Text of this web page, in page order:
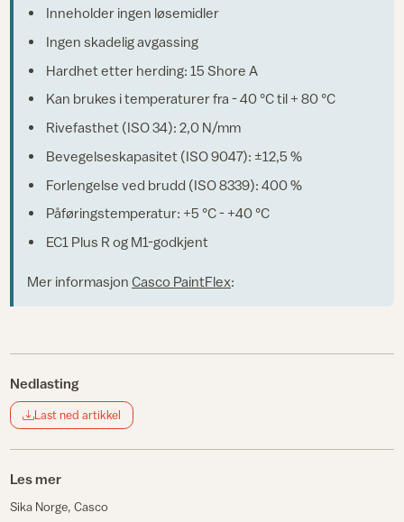
Inneholder ingen løsemidler
Ingen skadelig avgassing
Hardhet etter herding: 15 Shore A
Kan brukes i temperaturer fra - 40 °C til + 80 °C
Rivefasthet (ISO 34): 2,0 N/mm
Bevegelseskapasitet (ISO 9047): ±12,5 %
Forlengelse ved brudd (ISO 8339): 400 %
Påføringstemperatur: +5 °C - +40 °C
EC1 Plus R og M1-godkjent
Mer informasjon Casco PaintFlex:
Nedlasting
Last ned artikkel
Les mer
Sika Norge Casco